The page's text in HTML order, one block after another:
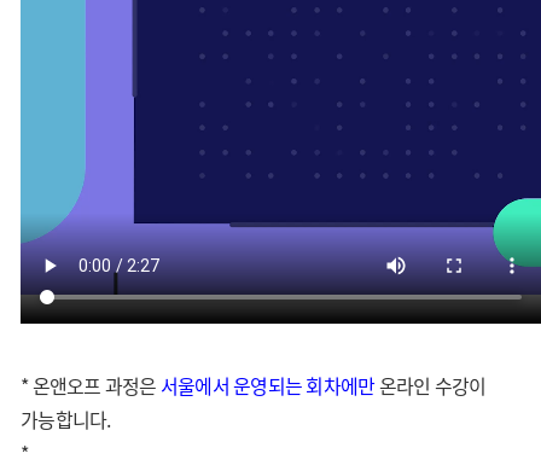
* 온앤오프 과정은 서울에서 운영되는 회차에만온라인 수강이
가능합니다.
*